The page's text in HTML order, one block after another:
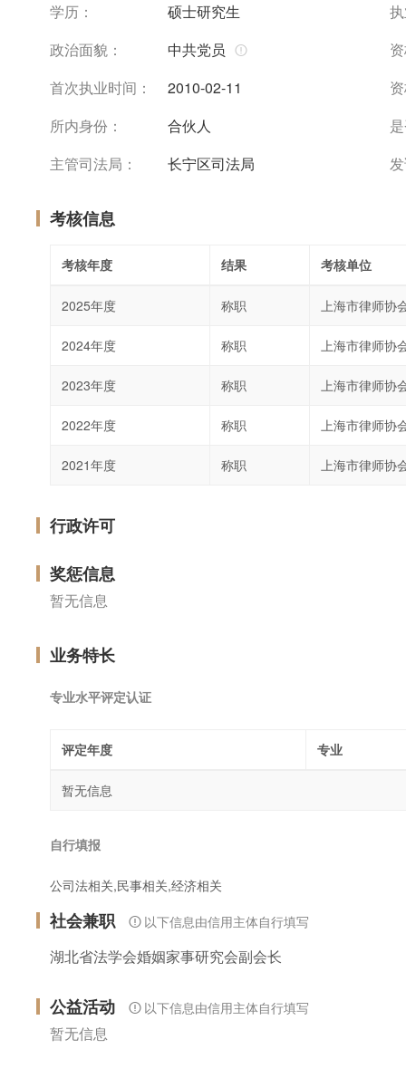
学历：
硕士研究生
政治面貌：
中共党员
首次执业时间：
2010-02-11
所内身份：
合伙人
主管司法局：
长宁区司法局
考核信息
考核年度 结果 考核单位
2025年度 称职 上海市律师协
2024年度 称职 上海市律师协
2023年度 称职 上海市律师协
2022年度 称职 上海市律师协
2021年度 称职 上海市律师协
行政许可
奖惩信息
暂无信息
业务特长
专业水平评定认证
评定年度 专业
暂无信息
自行填报
公司法相关,民事相关,经济相关
社会兼职 以下信息由信用主体自行填写
湖北省法学会婚姻家事研究会副会长
公益活动 以下信息由信用主体自行填写
暂无信息